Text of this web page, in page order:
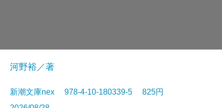
河野裕／著
新潮文庫nex 978-4-10-180339-5 825円